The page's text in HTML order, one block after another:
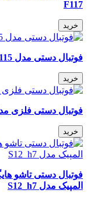
فوتبال دستی مدل F115
فوتبال دستی فلزی مدل F113
فوتبال دستی تاشو هایگلاس
المپیک مدل S12_h7